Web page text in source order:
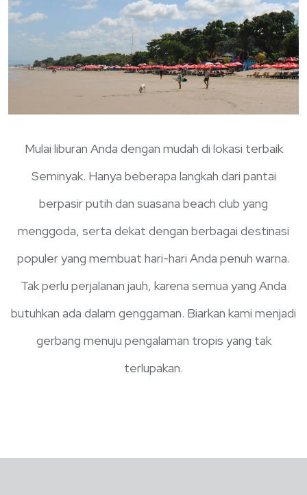
Mulai liburan Anda dengan mudah di lokasi terbaik
Seminyak. Hanya beberapa langkah dari pantai
berpasir putih dan suasana beach club yang
menggoda, serta dekat dengan berbagai destinasi
populer yang membuat hari-hari Anda penuh warna.
Tak perlu perjalanan jauh, karena semua yang Anda
butuhkan ada dalam genggaman. Biarkan kami menjadi
gerbang menuju pengalaman tropis yang tak
terlupakan.